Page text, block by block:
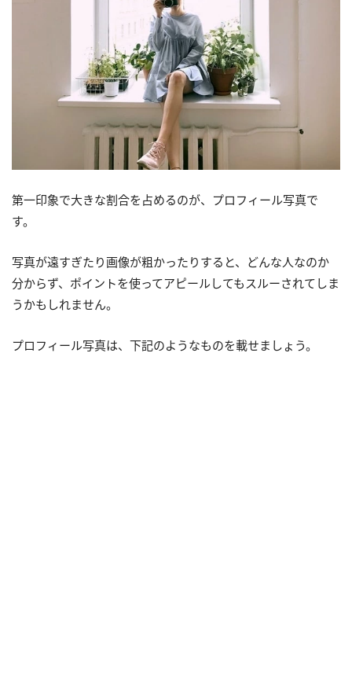
第一印象で大きな割合を占めるのが、プロフィール写真で
す。
写真が遠すぎたり画像が粗かったりすると、どんな人なのか
分からず、ポイントを使ってアピールしてもスルーされてしま
うかもしれません。
プロフィール写真は、下記のようなものを載せましょう。